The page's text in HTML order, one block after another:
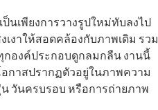
นเพียงการวางรูปใหม่ทับลงไป
งาให้สอดคล้องกับภาพเดิม รวม
องค์ประกอบดูกลมกลืน งานนี้
กาสปรากฏตัวอยู่ในภาพความ
วันครบรอบ หรือการถ่ายภาพ